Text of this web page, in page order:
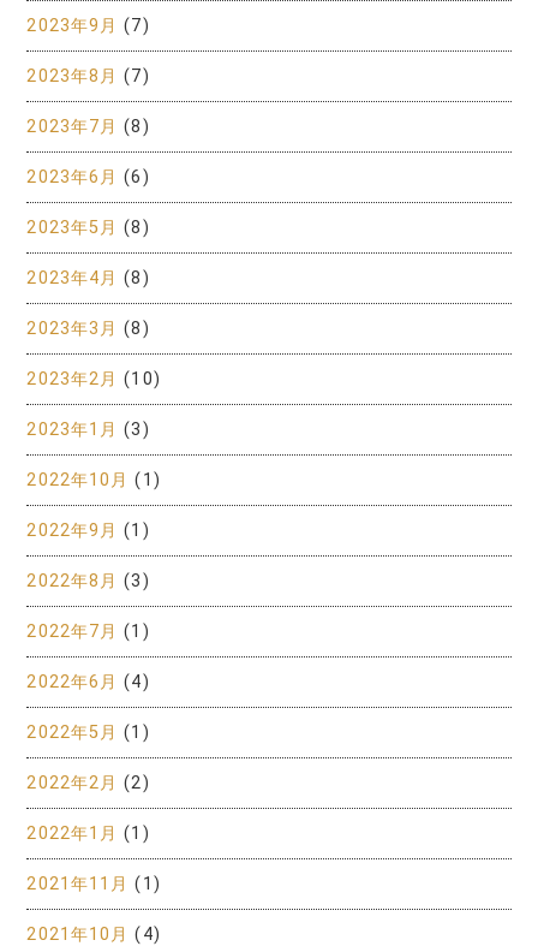
2023年9月 (7)
2023年8月 (7)
2023年7月 (8)
2023年6月 (6)
2023年5月 (8)
2023年4月 (8)
2023年3月 (8)
2023年2月 (10)
2023年1月 (3)
2022年10月 (1)
2022年9月 (1)
2022年8月 (3)
2022年7月 (1)
2022年6月 (4)
2022年5月 (1)
2022年2月 (2)
2022年1月 (1)
2021年11月 (1)
2021年10月 (4)